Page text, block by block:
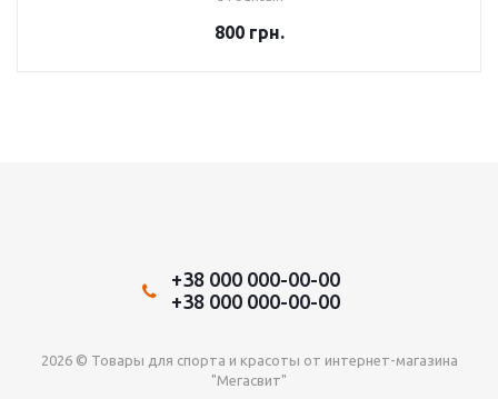
800 грн.
+38 000 000-00-00
+38 000 000-00-00
2026 © Товары для спорта и красоты от интернет-магазина
"Мегасвит"